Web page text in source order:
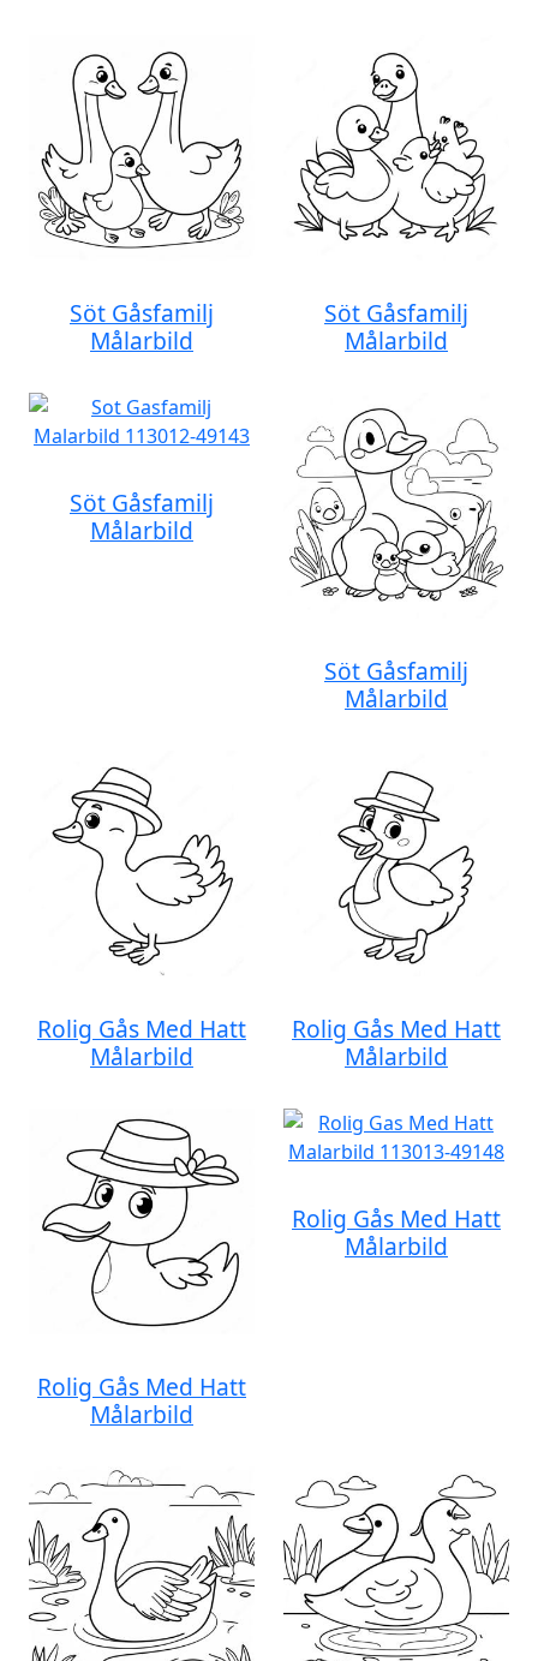
Söt Gåsfamilj
Målarbild
Söt Gåsfamilj
Målarbild
Söt Gåsfamilj
Målarbild
Söt Gåsfamilj
Målarbild
Rolig Gås Med Hatt
Målarbild
Rolig Gås Med Hatt
Målarbild
Rolig Gås Med Hatt
Målarbild
Rolig Gås Med Hatt
Målarbild